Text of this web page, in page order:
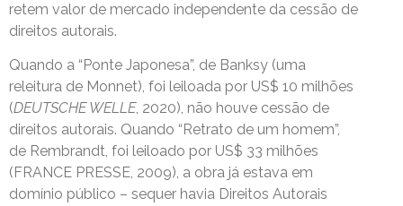
retem valor de mercado independente da cessão de
direitos autorais.
Quando a “Ponte Japonesa”, de Banksy (uma
releitura de Monnet), foi leiloada por US$ 10 milhões
(DEUTSCHEWELLE, 2020), não houve cessão de
direitos autorais. Quando “Retrato de um homem”,
de Rembrandt, foi leiloado por US$ 33 milhões
(FRANCE PRESSE, 2009), a obra já estava em
domínio público – sequer havia Direitos Autorais